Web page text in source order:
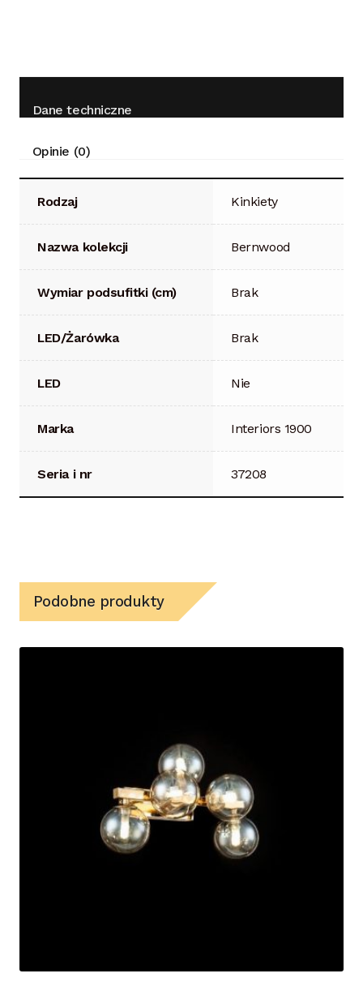
Dane techniczne
Opinie (0)
Rodzaj Kinkiety
Nazwa kolekcji Bernwood
Wymiar podsufitki (cm) Brak
LED/Żarówka Brak
LED Nie
Marka Interiors 1900
Seria i nr 37208
Podobne produkty